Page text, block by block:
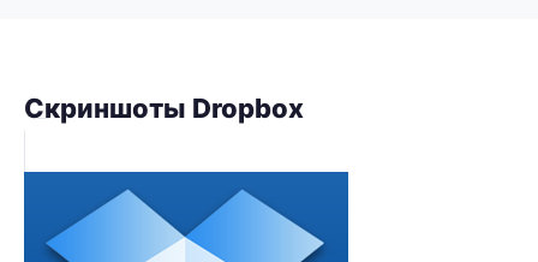
Скриншоты Dropbox